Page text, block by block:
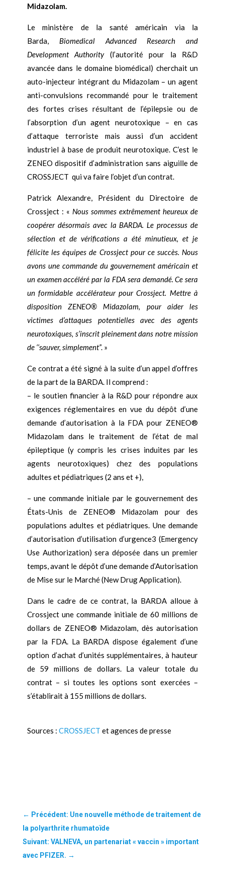
Midazolam.
Le ministère de la santé américain via la
Barda,
Biomedical Advanced Research and
Development Authority
(l’autorité pour la R&D
avancée dans le domaine biomédical) cherchait un
auto-injecteur intégrant du Midazolam – un agent
anti-convulsions recommandé pour le traitement
des fortes crises résultant de l’épilepsie ou de
l’absorption d’un agent neurotoxique – en cas
d’attaque terroriste mais aussi d’un accident
industriel à base de produit neurotoxique. C’est le
ZENEO dispositif d’administration sans aiguille de
CROSSJECT qui va faire l’objet d’un contrat.
Patrick Alexandre, Président du Directoire de
Crossject : « Nous sommes extrêmement heureux de
coopérer désormais avec la BARDA. Le processus de
sélection et de vérifications a été minutieux, et je
félicite les équipes de Crossject pour ce succès. Nous
avons une commande du gouvernement américain et
un examen accéléré par la FDA sera demandé. Ce sera
un formidable accélérateur pour Crossject. Mettre à
disposition ZENEO® Midazolam, pour aider les
victimes d’attaques potentielles avec des agents
neurotoxiques, s’inscrit pleinement dans notre mission
de ‘‘sauver, simplement’’. »
Ce contrat a été signé à la suite d’un appel d’offres
de la part de la BARDA. Il comprend :
– le soutien financier à la R&D pour répondre aux
exigences réglementaires en vue du dépôt d’une
demande d’autorisation à la FDA pour ZENEO®
Midazolam dans le traitement de l’état de mal
épileptique (y compris les crises induites par les
agents neurotoxiques) chez des populations
adultes et pédiatriques (2 ans et +),
– une commande initiale par le gouvernement des
États-Unis de ZENEO® Midazolam pour des
populations adultes et pédiatriques. Une demande
d’autorisation d’utilisation d’urgence3 (Emergency
Use Authorization) sera déposée dans un premier
temps, avant le dépôt d’une demande d’Autorisation
de Mise sur le Marché (New Drug Application).
Dans le cadre de ce contrat, la BARDA alloue à
Crossject une commande initiale de 60 millions de
dollars de ZENEO® Midazolam, dès autorisation
par la FDA. La BARDA dispose également d’une
option d’achat d’unités supplémentaires, à hauteur
de 59 millions de dollars. La valeur totale du
contrat – si toutes les options sont exercées –
s’établirait à 155 millions de dollars.
Sources : CROSSJECT et agences de presse
← Précédent: Une nouvelle méthode de traitement de
la polyarthrite rhumatoïde
Suivant: VALNEVA, un partenariat « vaccin » important
avec PFIZER. →